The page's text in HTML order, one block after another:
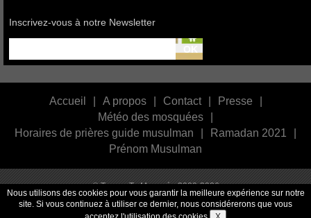
Inscrivez-vous à notre Newsletter
Accueil A propos Contact Presse
Météo des mosquées
Horaires de prières guide musulman
Ramadan 2021
Prénom Musulman
© Trouve Ta Mosquée 2009-2026
Nous utilisons des cookies pour vous garantir la meilleure expérience sur notre
site. Si vous continuez à utiliser ce dernier, nous considérerons que vous